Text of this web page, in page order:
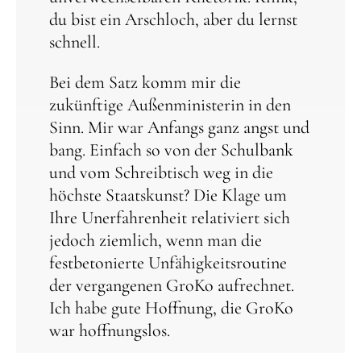
du bist ein Arschloch, aber du lernst
schnell.
Bei dem Satz komm mir die
zukünftige Außenministerin in den
Sinn. Mir war Anfangs ganz angst und
bang. Einfach so von der Schulbank
und vom Schreibtisch weg in die
höchste Staatskunst? Die Klage um
Ihre Unerfahrenheit relativiert sich
jedoch ziemlich, wenn man die
festbetonierte Unfähigkeitsroutine
der vergangenen GroKo aufrechnet.
Ich habe gute Hoffnung, die GroKo
war hoffnungslos.